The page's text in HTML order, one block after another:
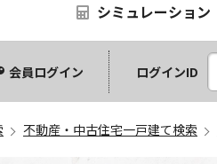
シミュレーション
シミュレーション
リフォームプラン
会員ログイン ログインID
不動産・中古住宅一戸建て検索